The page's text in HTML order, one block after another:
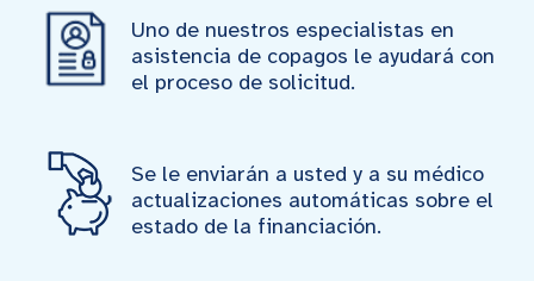
Uno de nuestros especialistas en
asistencia de copagos le ayudará con
el proceso de solicitud.
Se le enviarán a usted y a su médico
actualizaciones automáticas sobre el
estado de la financiación.